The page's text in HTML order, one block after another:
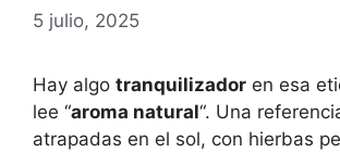
5 julio, 2025
Hay algo tranquilizador en esa
lee “aroma natural“. Una
atrapadas en el sol, con hierbas